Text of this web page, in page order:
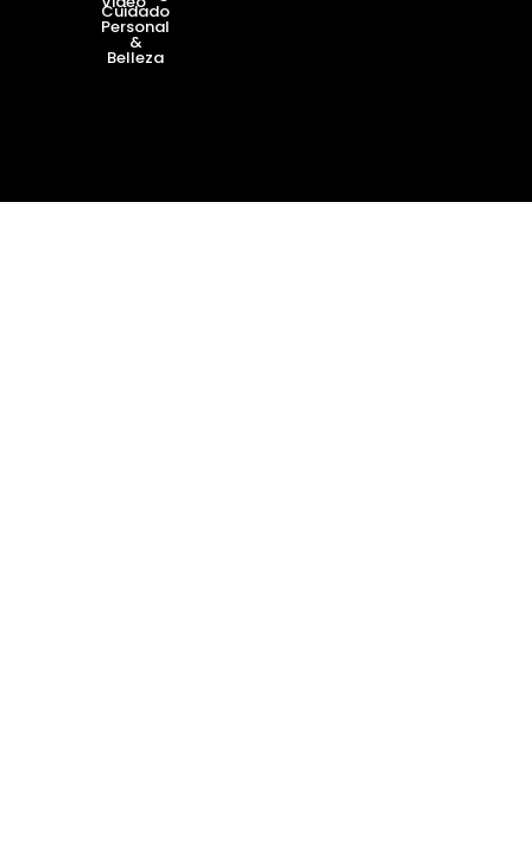
Cuidado
Personal
&
Belleza